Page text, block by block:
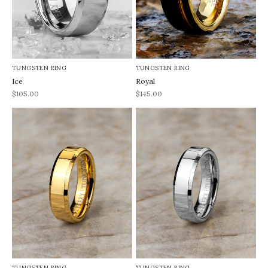
TUNGSTEN RING
Ice
REA-pris
$105.00
TUNGSTEN RING
Royal
REA-pris
$145.00